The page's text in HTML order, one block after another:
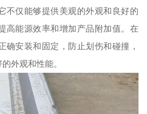
不仅能够提供美观的外观和良好的
高能源效率和增加产品附加值。在
确安装和固定，防止划伤和碰撞，
外观和性能。